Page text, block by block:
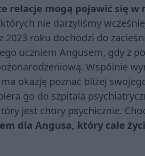
relacje mogą pojawić się w
nie darzyliśmy
z 2023 roku dochodzi do
uczniem Angusem, gdy z
Wspólnie
okazję poznać bliżej
go do szpitala
jest chory psychicznie.
dla Angusa, który całe